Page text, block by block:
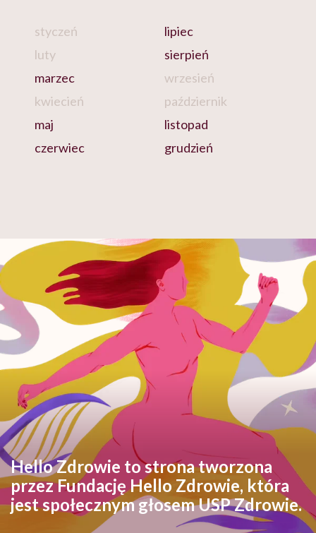
styczeń
luty
marzec
kwiecień
maj
czerwiec
lipiec
sierpień
wrzesień
październik
listopad
grudzień
Hello Zdrowie to strona tworzona
przez Fundację Hello Zdrowie, która
jest społecznym głosem USP Zdrowie.